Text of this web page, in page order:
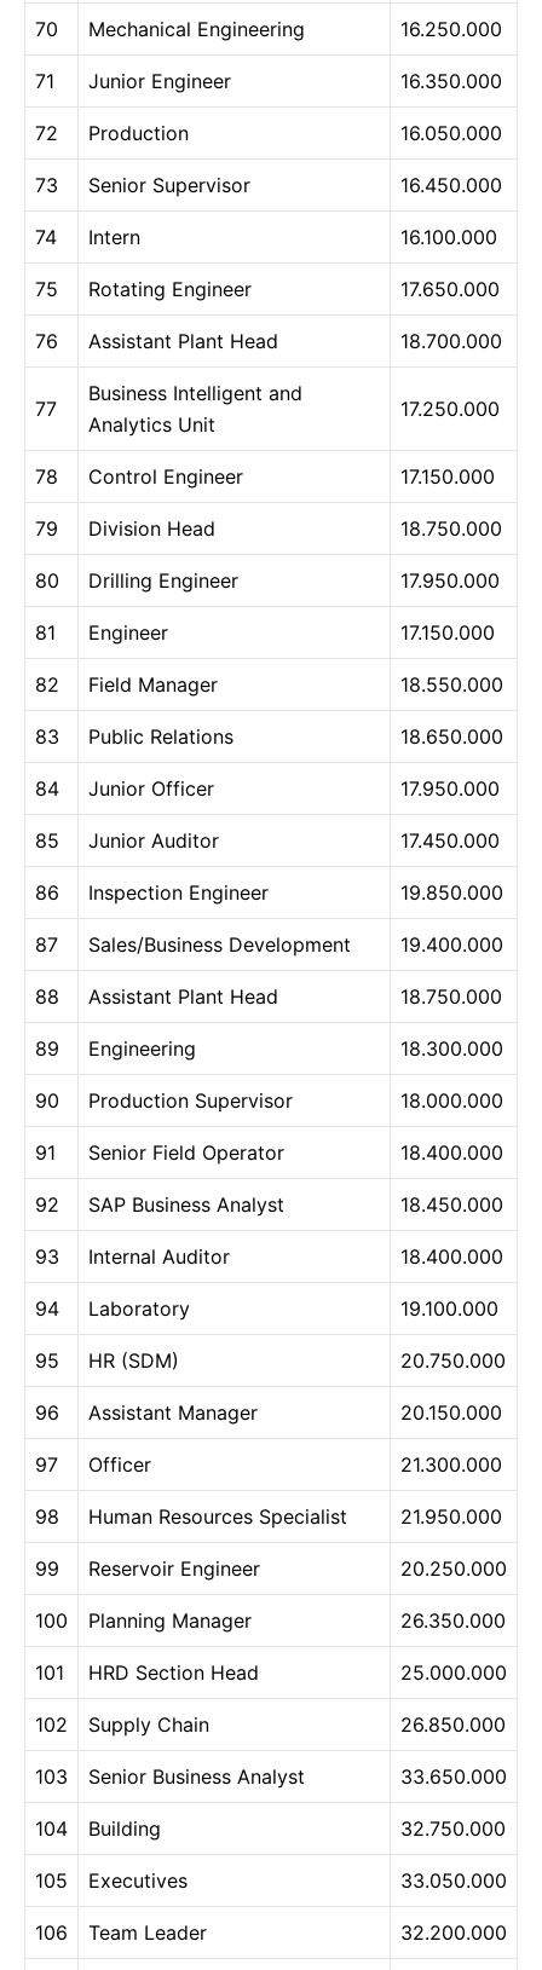
70 Mechanical Engineering 16.250.000
71 Junior Engineer 16.350.000
72 Production 16.050.000
73 Senior Supervisor 16.450.000
74 Intern 16.100.000
75 Rotating Engineer 17.650.000
76 Assistant Plant Head 18.700.000
77
Business Intelligent and
Analytics Unit
17.250.000
78 Control Engineer 17.150.000
79 Division Head 18.750.000
80 Drilling Engineer 17.950.000
81 Engineer 17.150.000
82 Field Manager 18.550.000
83 Public Relations 18.650.000
84 Junior Officer 17.950.000
85 Junior Auditor 17.450.000
86 Inspection Engineer 19.850.000
87 Sales/Business Development 19.400.000
88 Assistant Plant Head 18.750.000
89 Engineering 18.300.000
90 Production Supervisor 18.000.000
91 Senior Field Operator 18.400.000
92 SAP Business Analyst 18.450.000
93 Internal Auditor 18.400.000
94 Laboratory 19.100.000
95 HR (SDM) 20.750.000
96 Assistant Manager 20.150.000
97 Officer 21.300.000
98 Human Resources Specialist 21.950.000
99 Reservoir Engineer 20.250.000
100 Planning Manager 26.350.000
101 HRD Section Head 25.000.000
102 Supply Chain 26.850.000
103 Senior Business Analyst 33.650.000
104 Building 32.750.000
105 Executives 33.050.000
106 Team Leader 32.200.000